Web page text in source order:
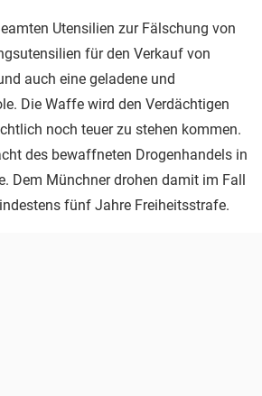
Utensilien zur Fälschung von
für den Verkauf von
auch eine geladene und
Die Waffe wird den Verdächtigen
noch teuer zu stehen kommen.
des bewaffneten Drogenhandels in
Dem Münchner drohen damit im Fall
fünf Jahre Freiheitsstrafe.